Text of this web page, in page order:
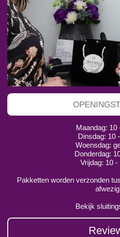
Maandag: 10
Dinsdag: 10
Woensdag:
Donderdag:
Vrijdag: 10 -
Pakketten worden verzonden
Bekijk